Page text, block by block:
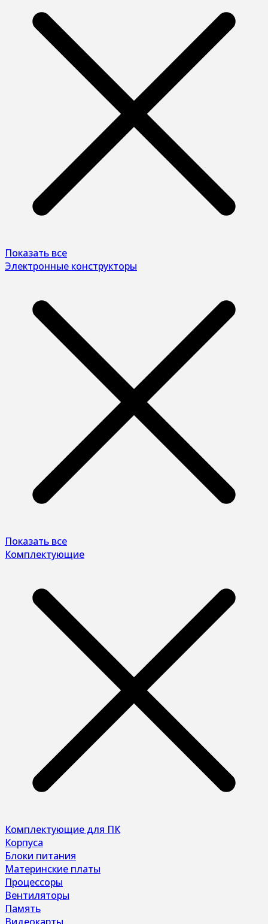
Показать все
Электронные конструкторы
Показать все
Комплектующие
Комплектующие для ПК
Корпуса
Блоки питания
Материнские платы
Процессоры
Вентиляторы
Память